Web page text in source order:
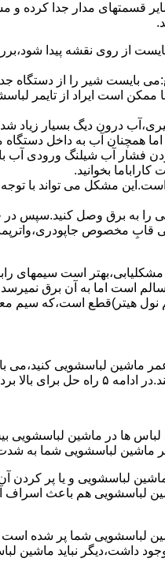
از روی ﻧﻘﺸﻪ ﭘﯿﺪا
بایست ﺷﯿﺮ را از دستگاه
است ایراد از تایمر
درون دﯾﮓ ﺑﺴﯿﺎر زﯾﺎد
آب به داخل دستگاه
فشار آب شیلنگ ورودی
بخوانید.
مشکل می تواند با
را ﺑﻪ ﺑﺮق وصل ﮐﻨﯿﺪ.سپس
ﻣﺨﺼﻮص
ﺳﺎﻟﻢ است اما ﺑﻪ آن ﺑﺮق
ﻧﻮل ﻫﯿﺘﺮ)ﻗﻄﻊ اﺳﺖ،ﮐﻪ ﺳﯿﻢ
ماشین لباسشویی
ذکر می کنیم.
لباس ها در ماشین
و یا پر کردن آن
لباسشویی هم باعث
شما پر شده است